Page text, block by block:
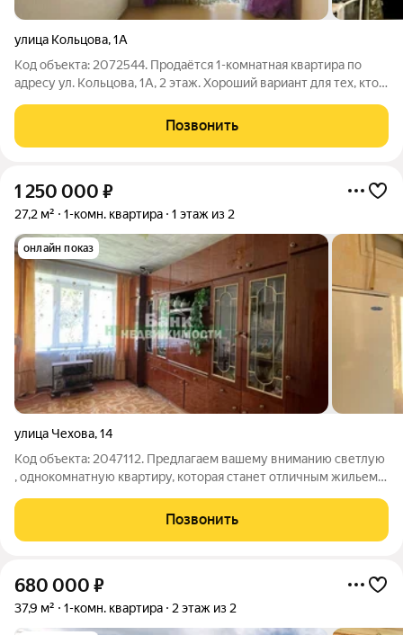
улица Кольцова,1А
Код объекта: 2072544. Продаётся 1-комнатная квартира по
адресу ул. Кольцова, 1А, 2 этаж. Хороший вариант для тех, кто
отделку. Что уже есть и за что не придётся платить
Позвонить
1 250 000 ₽
27,2 м² 1-комн. квартира 1 этаж из 2
онлайн показ
улица Чехова,14
Код объекта: 2047112. Предлагаем вашему вниманию светлую
, однокомнатную квартиру, которая станет отличным жильем
людей постарше, желающих жить отдельно от детей. Квартира
расположена на первом
Позвонить
680 000 ₽
37,9 м² 1-комн. квартира 2 этаж из 2